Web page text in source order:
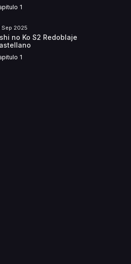
1
Sep 2025
no Ko S2 Redoblaje
1